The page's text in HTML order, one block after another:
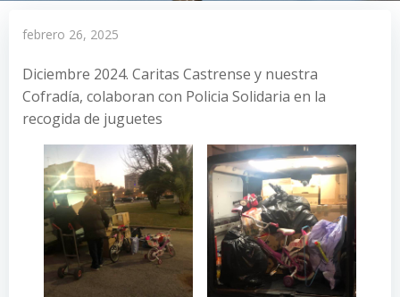
febrero 26, 2025
Diciembre 2024. Caritas Castrense y nuestra
Cofradía, colaboran con Policia Solidaria en la
recogida de juguetes